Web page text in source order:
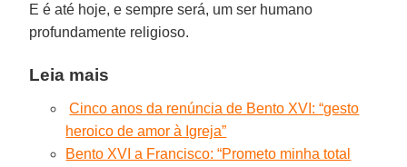
E é até hoje, e sempre será, um ser humano
profundamente religioso.
Leia mais
Cinco anos da renúncia de Bento XVI: “gesto
heroico de amor à Igreja”
Bento XVI a Francisco: “Prometo minha total